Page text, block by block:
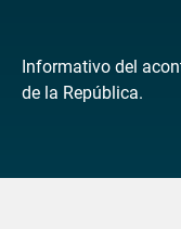
Informativo del
de la República.